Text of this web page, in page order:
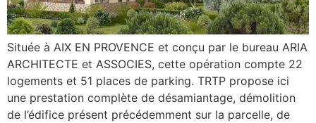
Située à AIX EN PROVENCE et conçu par le bureau ARIA
ARCHITECTE et ASSOCIES, cette opération compte 22
logements et 51 places de parking. TRTP propose ici
une prestation complète de désamiantage, démolition
de l’édifice présent précédemment sur la parcelle, de